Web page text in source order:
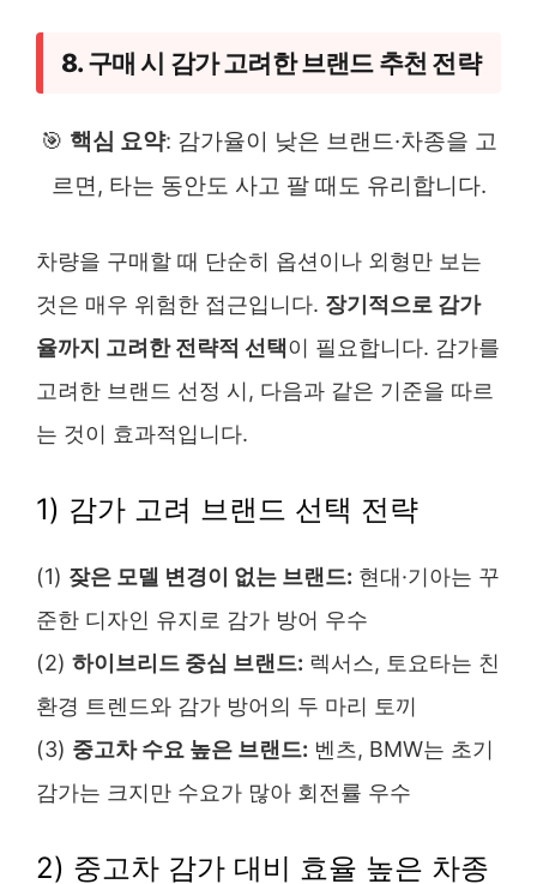
8. 구매 시 감가 고려한 브랜드 추천 전략
🎯 핵심 요약: 감가율이 낮은 브랜드·차종을 고
르면, 타는 동안도 사고 팔 때도 유리합니다.
차량을 구매할 때 단순히 옵션이나 외형만 보는
것은 매우 위험한 접근입니다. 장기적으로 감가
율까지 고려한 전략적 선택이 필요합니다. 감가를
고려한 브랜드 선정 시, 다음과 같은 기준을 따르
는 것이 효과적입니다.
1) 감가 고려 브랜드 선택 전략
(1) 잦은 모델 변경이 없는 브랜드: 현대·기아는 꾸
준한 디자인 유지로 감가 방어 우수
(2) 하이브리드 중심 브랜드: 렉서스, 토요타는 친
환경 트렌드와 감가 방어의 두 마리 토끼
(3) 중고차 수요 높은 브랜드: 벤츠, BMW는 초기
감가는 크지만 수요가 많아 회전률 우수
2) 중고차 감가 대비 효율 높은 차종